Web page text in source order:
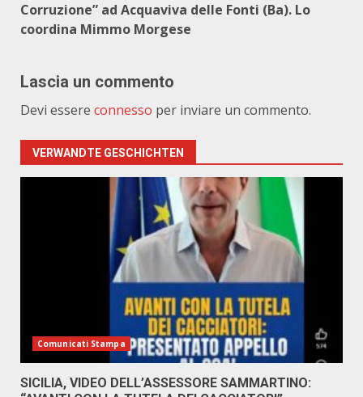
Corruzione” ad Acquaviva delle Fonti (Ba). Lo
coordina Mimmo Morgese
Lascia un commento
Devi essere connesso per inviare un commento.
VERWANDTE GESCHICHTEN
Comunicati Stampa
SICILIA, VIDEO DELL’ASSESSORE SAMMARTINO: